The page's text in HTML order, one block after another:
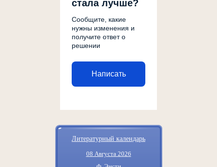
стала лучше?
Сообщите, какие
нужны изменения и
получите ответ о
решении
Написать
Литературный календарь
08 Августа 2026